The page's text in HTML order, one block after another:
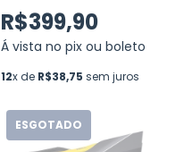
(KF432S20IB/8)
R$399,90
Á vista no pix ou boleto
12x de R$38,75 sem juros
ESGOTADO